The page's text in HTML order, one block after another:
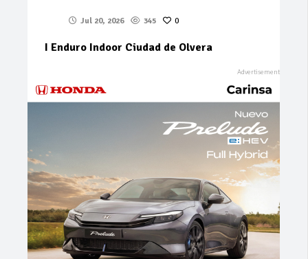
Jul 20, 2026 345 0
I Enduro Indoor Ciudad de Olvera